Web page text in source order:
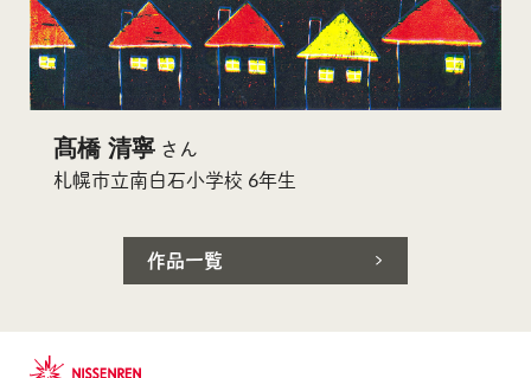
髙橋 清寧 さん
札幌市立南白石小学校 6年生
作品一覧